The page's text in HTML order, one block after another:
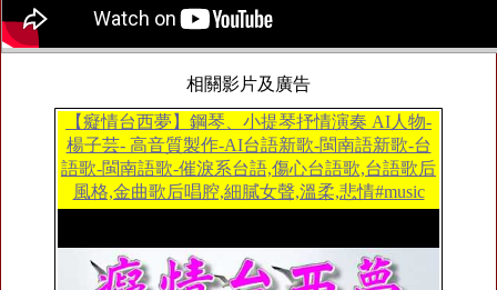
相關影片及廣告
【癡情台西夢】鋼琴、小提琴抒情演奏 AI人物-
楊子芸- 高音質製作-AI台語新歌-閩南語新歌-台
語歌-閩南語歌-催淚系台語,傷心台語歌,台語歌后
風格,金曲歌后唱腔,細膩女聲,溫柔,悲情#music